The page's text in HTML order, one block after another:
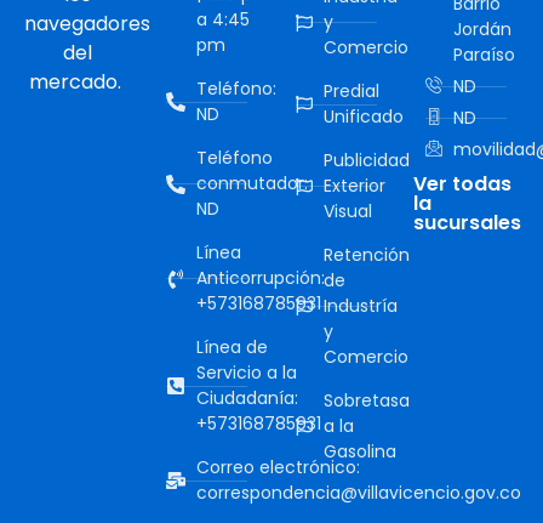
navegadores
del
mercado.
a 4:45
pm
Teléfono:
ND
Teléfono
conmutador:
ND
Línea
Anticorrupción:
+573168785931
Línea de
Servicio a la
Ciudadanía:
+573168785931
Correo electrónico:
correspondencia@villavicencio.gov.co
y
Comercio
Predial
Unificado
Publicidad
Exterior
Visual
Retención
de
Industría
y
Comercio
Sobretasa
a la
Gasolina
Jordán
Paraíso
ND
ND
Ver todas
la
sucursales